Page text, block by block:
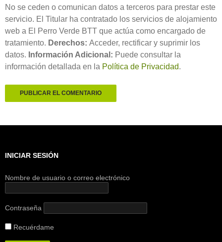
No se ceden o comunican datos a terceros para prestar este
servicio. El Titular ha contratado los servicios de alojamiento
web a El Perro Verde BTT que actúa como encargado de
tratamiento. Derechos: Acceder, rectificar y suprimir los
datos. Información Adicional: Puede consultar la
información detallada en la Política de Privacidad.
INICIAR SESIÓN
Nombre de usuario o correo electrónico
Contraseña
Recuérdame